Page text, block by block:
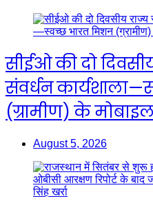
सीईओ की दो
संवर्धन
(ग्रामीण) के
August 5, 2026